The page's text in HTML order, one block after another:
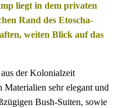
liegt in dem privaten
Rand des Etoscha-
weiten Blick auf das
der Kolonialzeit
sehr elegant und
Bush-Suiten, sowie